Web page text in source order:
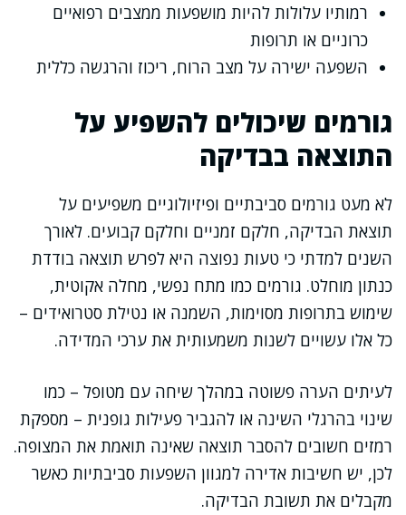
רמותיו עלולות להיות מושפעות ממצבים רפואיים
כרוניים או תרופות
השפעה ישירה על מצב הרוח, ריכוז והרגשה כללית
גורמים שיכולים להשפיע על
התוצאה בבדיקה
לא מעט גורמים סביבתיים ופיזיולוגיים משפיעים על
תוצאת הבדיקה, חלקם זמניים וחלקם קבועים. לאורך
השנים למדתי כי טעות נפוצה היא לפרש תוצאה בודדת
כנתון מוחלט. גורמים כמו מתח נפשי, מחלה אקוטית,
שימוש בתרופות מסוימות, השמנה או נטילת סטרואידים –
כל אלו עשויים לשנות משמעותית את ערכי המדידה.
לעיתים הערה פשוטה במהלך שיחה עם מטופל – כמו
שינוי בהרגלי השינה או להגביר פעילות גופנית – מספקת
רמזים חשובים להסבר תוצאה שאינה תואמת את המצופה.
לכן, יש חשיבות אדירה למגוון השפעות סביבתיות כאשר
מקבלים את תשובת הבדיקה.